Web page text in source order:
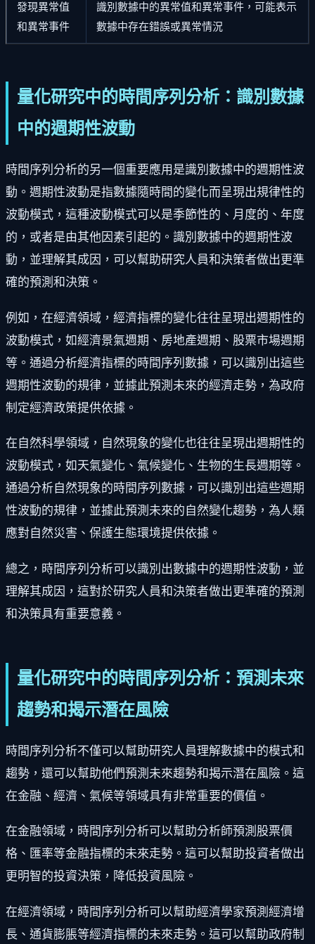
發現異常值
和異常事件
識別數據中的異常值和異常事件，可能表示
數據中存在錯誤或異常情況
量化研究中的時間序列分析：識別數據
中的週期性波動
時間序列分析的另一個重要應用是識別數據中的週期性波
動。週期性波動是指數據隨時間的變化而呈現出規律性的
波動模式，這種波動模式可以是季節性的、月度的、年度
的，或者是由其他因素引起的。識別數據中的週期性波
動，並理解其成因，可以幫助研究人員和決策者做出更準
確的預測和決策。
例如，在經濟領域，經濟指標的變化往往呈現出週期性的
波動模式，如經濟景氣週期、房地產週期、股票市場週期
等。通過分析經濟指標的時間序列數據，可以識別出這些
週期性波動的規律，並據此預測未來的經濟走勢，為政府
制定經濟政策提供依據。
在自然科學領域，自然現象的變化也往往呈現出週期性的
波動模式，如天氣變化、氣候變化、生物的生長週期等。
通過分析自然現象的時間序列數據，可以識別出這些週期
性波動的規律，並據此預測未來的自然變化趨勢，為人類
應對自然災害、保護生態環境提供依據。
總之，時間序列分析可以識別出數據中的週期性波動，並
理解其成因，這對於研究人員和決策者做出更準確的預測
和決策具有重要意義。
量化研究中的時間序列分析：預測未來
趨勢和揭示潛在風險
時間序列分析不僅可以幫助研究人員理解數據中的模式和
趨勢，還可以幫助他們預測未來趨勢和揭示潛在風險。這
在金融、經濟、氣候等領域具有非常重要的價值。
在金融領域，時間序列分析可以幫助分析師預測股票價
格、匯率等金融指標的未來走勢。這可以幫助投資者做出
更明智的投資決策，降低投資風險。
在經濟領域，時間序列分析可以幫助經濟學家預測經濟增
長、通貨膨脹等經濟指標的未來走勢。這可以幫助政府制